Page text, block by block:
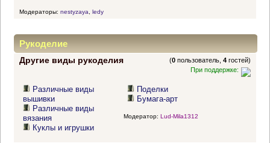
Модераторы: nestyzaya ledy
Рукоделие
Другие виды рукоделия (0 пользователь,4 гостей)
При поддержке:
Различные виды
вышивки
Различные виды
вязания
Куклы и игрушки
Поделки
Бумага-арт
Модератор: Lud-Mila1312